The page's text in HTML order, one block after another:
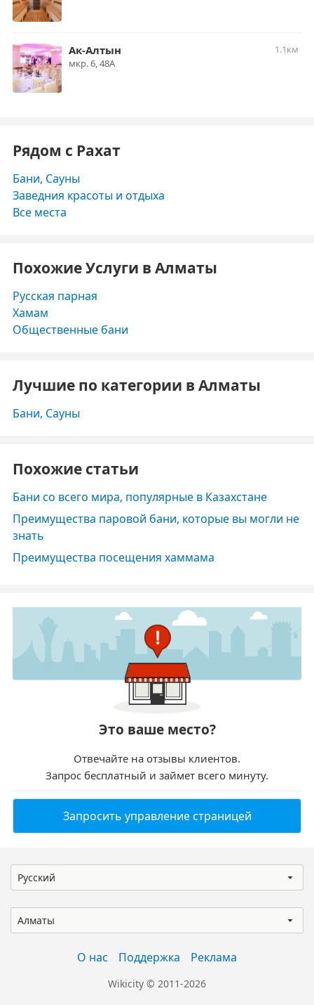
Ак-Алтын
1.1км
мкр. 6, 48А
Рядом с Рахат
Бани, Сауны
Заведния красоты и отдыха
Все места
Похожие Услуги в Алматы
Русская парная
Хамам
Общественные бани
Лучшие по категории в Алматы
Бани, Сауны
Похожие статьи
Бани со всего мира, популярные в Казахстане
Преимущества паровой бани, которые вы могли не
знать
Преимущества посещения хаммама
Это ваше место?
Отвечайте на отзывы клиентов.
Запрос бесплатный и займет всего минуту.
Запросить управление страницей
Русский
Алматы
О нас Поддержка Реклама
Wikicity © 2011-2026